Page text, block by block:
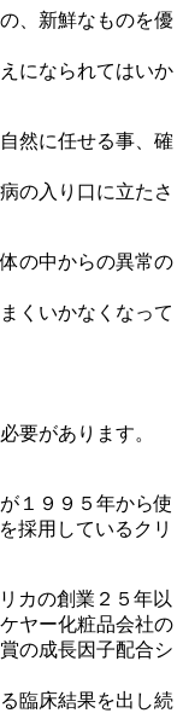
、新鮮なものを優
になられてはいか
然に任せる事、確
の入り口に立たさ
の中からの異常の
くいかなくなって
要があります。
１９９５年から使
採用しているクリ
カの創業２５年以
ヤー化粧品会社の
の成長因子配合シ
臨床結果を出し続